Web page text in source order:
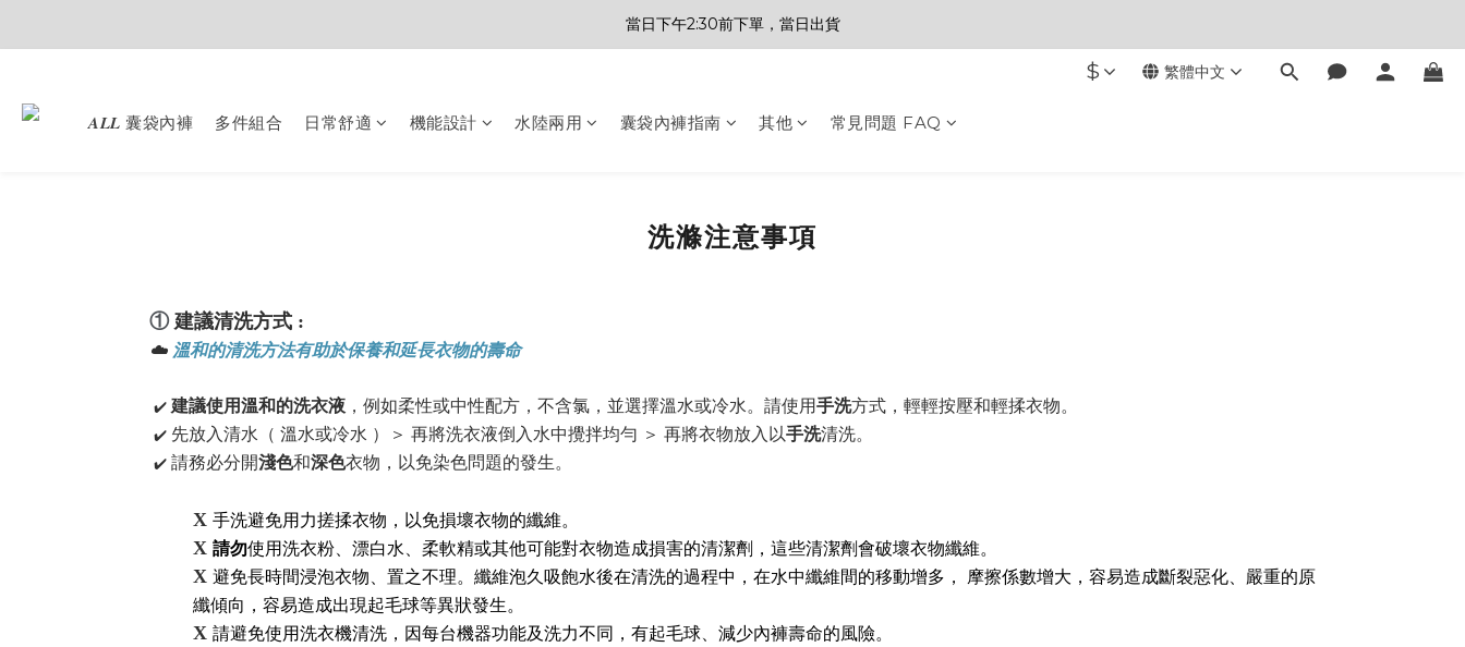
當日下午2:30前下單，當日出貨
$ 繁體中文
𝑨𝑳𝑳 囊袋內褲 多件組合 日常舒適 機能設計 水陸兩用 囊袋內褲指南 其他 常見問題 FAQ
洗滌注意事項
①建議清洗方式 :
☁️ 溫和的清洗方法有助於保養和延長衣物的壽命
✔️ 建議使用溫和的洗衣液 ，例如柔性或中性配方，不含氯，並選擇溫水或冷水。 請使用手洗方式，輕輕按壓和輕揉衣物。
✔️ 先放入清水（ 溫水或冷水 ）＞ 再將洗衣液倒入水中攪拌均勻 ＞ 再將衣物放入以手洗清洗。
✔️ 請務必分開淺色和深色衣物，以免染色問題的發生。
X 手洗避免用力搓揉衣物，以免損壞衣物的纖維。
X 請勿使用洗衣粉、漂白水、柔軟精或其他可能對衣物造成損害的清潔劑，這些清潔劑會破壞衣物纖維。
X 避免長時間浸泡衣物、置之不理。纖維泡久吸飽水後在清洗的過程中，在水中纖維間的移動增多， 摩擦係數增大，容易造成斷裂惡化、嚴重的原
纖傾向，容易造成出現起毛球等異狀發生。
X 請避免使用洗衣機清洗，因每台機器功能及洗力不同，有起毛球、減少內褲壽命的風險。